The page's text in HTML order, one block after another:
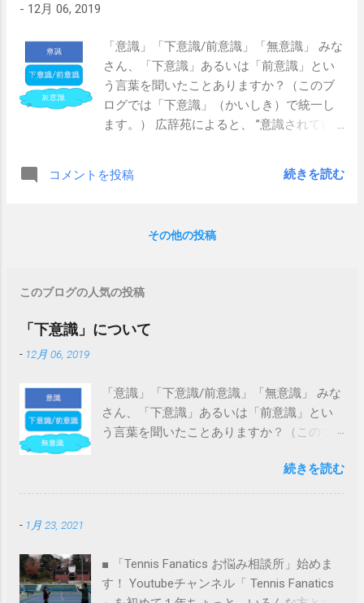
- 12月 06, 2019
「意識」「下意識/前意識」「無意識」 みな
さん、「下意識」あるいは「前意識」とい
う言葉を聞いたことありますか？（このブ
ログでは「下意識」（かいしき）で統一し
ます。） 広辞苑によると、 ”意識されてい
例えば自転車の運転を思い浮かべてみてく
繰り返したと思います。でも、一度乗れる
識のうちに自転車を運転する人はいないで
すよね。このように一度体に覚えこませて
しまったら、意識しなくてもそれができて
上達スピードを早めるキーだと思っていま
すので、今日はその「下意識」について書
こうと思います。 あらかじめお断りしてお
い記事となっております。 寿司職人になる
ために長年の修行は必要か？ 以前、実業家
バカだ” とツイートして話題となりました。
「飯炊き3年、握り8年」と言われる寿司職
人の世界にあって、フォロワーからの ”ご飯
コメントを投稿 続きを読む
その他の投稿
このブログの人気の投稿
「下意識」について
- 12月 06, 2019
「意識」「下意識/前意識」「無意識」 みな
さん、「下意識」あるいは「前意識」とい
う言葉を聞いたことありますか？（このブ
ます。） 広辞苑によると、 ”意識されていな
いが、思い出すことが可能な心の領域” と定
車を運転するのに皆さんたくさん練習を繰
り返したと思います。でも、一度乗れるよ
続きを読む
- 1月 23, 2021
■ 「Tennis Fanatics お悩み相談所」始めま
す！ Youtubeチャンネル「 Tennis Fanatics